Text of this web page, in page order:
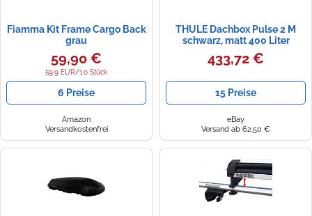
Fiamma Kit Frame Cargo Back
grau
59,90 €
59.9 EUR/1.0 Stück
6 Preise
Amazon
Versandkostenfrei
THULE Dachbox Pulse 2 M
schwarz, matt 400 Liter
Neuware
433,72 €
15 Preise
eBay
Versand ab 62,50 €